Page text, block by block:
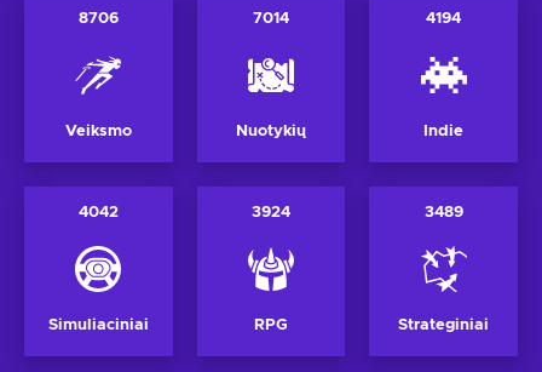
8706
Veiksmo
7014
Nuotykių
4194
Indie
4042
Simuliaciniai
3924
RPG
3489
Strateginiai